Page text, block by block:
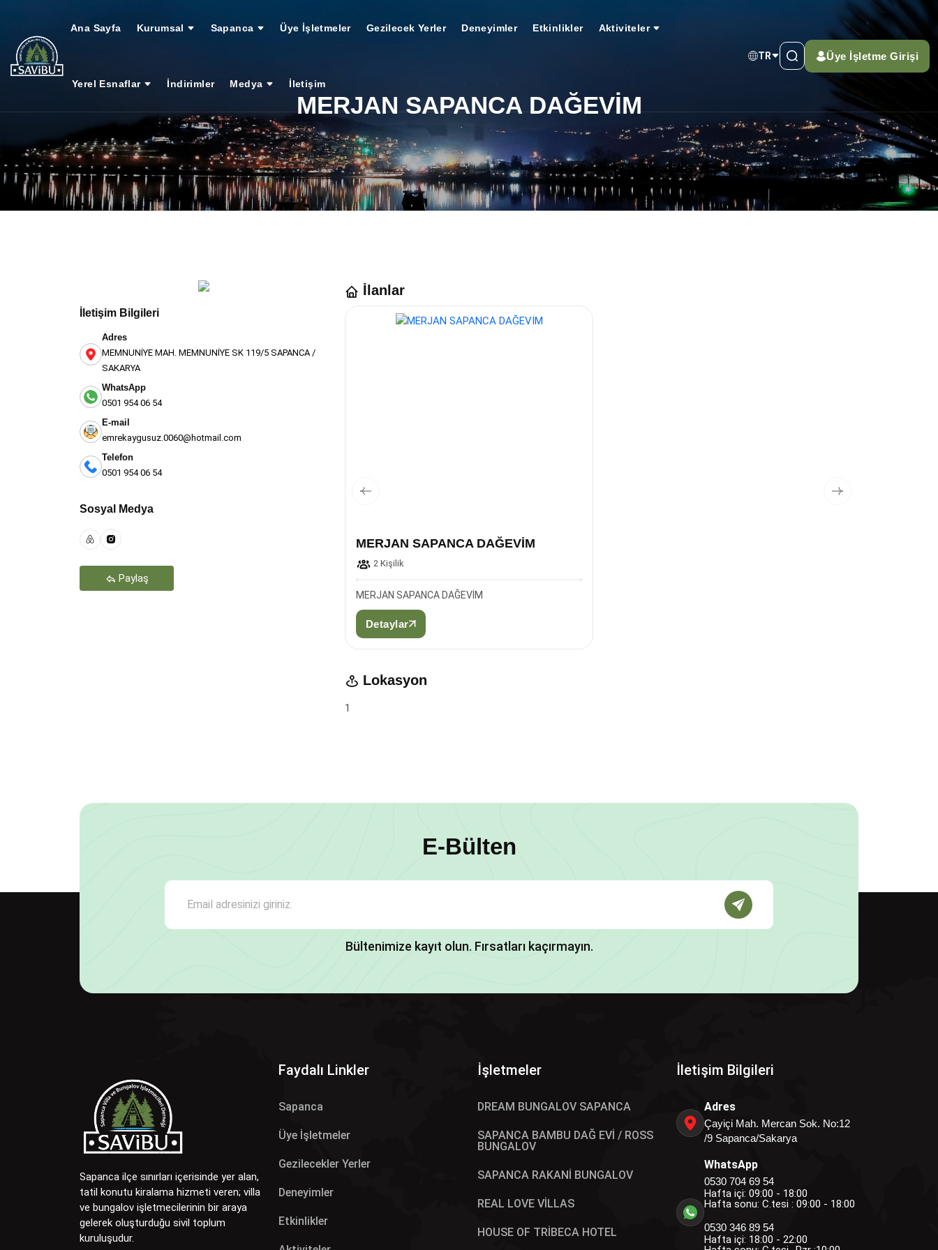
Ana Sayfa Kurumsal Sapanca Üye İşletmeler Gezilecek Yerler Deneyimler Etkinlikler Aktiviteler
Yerel Esnaflar İndirimler Medya İletişim
TR Üye İşletme Girişi
MERJAN SAPANCA DAĞEVİM
İletişim Bilgileri
Adres
MEMNUNİYE MAH. MEMNUNİYE SK 119/5 SAPANCA /
SAKARYA
WhatsApp
0501 954 06 54
E-mail
emrekaygusuz.0060@hotmail.com
Telefon
0501 954 06 54
Sosyal Medya
Paylaş
Teşekkür Ederiz
İlanlar
MERJAN SAPANCA DAĞEVİM
2 Kişilik
MERJAN SAPANCA DAĞEVİM
Detaylar
Lokasyon
1
E-Bülten
Bültenimize kayıt olun. Fırsatları kaçırmayın.
Sapanca ilçe sınırları içerisinde yer alan,
tatil konutu kiralama hizmeti veren; villa
ve bungalov işletmecilerinin bir araya
gelerek oluşturduğu sivil toplum
kuruluşudur.
Faydalı Linkler
Sapanca
Üye İşletmeler
Gezilecekler Yerler
Deneyimler
Etkinlikler
İşletmeler
DREAM BUNGALOV SAPANCA
SAPANCA BAMBU DAĞ EVİ / ROSS
BUNGALOV
SAPANCA RAKANİ BUNGALOV
REAL LOVE VİLLAS
HOUSE OF TRİBECA HOTEL
İletişim Bilgileri
Adres
Çayiçi Mah. Mercan Sok. No:12
/9 Sapanca/Sakarya
WhatsApp
0530 704 69 54
Hafta içi: 09:00 - 18:00
Hafta sonu: C.tesi : 09:00 - 18:00
0530 346 89 54
Hafta içi: 18:00 - 22:00